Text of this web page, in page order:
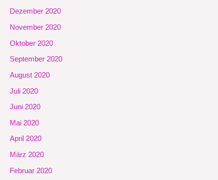
Dezember 2020
November 2020
Oktober 2020
September 2020
August 2020
Juli 2020
Juni 2020
Mai 2020
April 2020
März 2020
Februar 2020